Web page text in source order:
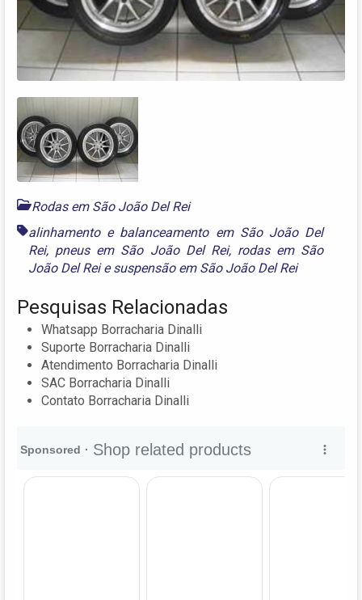
Rodas em São João Del Rei
alinhamento e balanceamento em São João Del
Rei, pneus em São João Del Rei, rodas em São
João Del Reiesuspensão em São João Del Rei
Pesquisas Relacionadas
Whatsapp Borracharia Dinalli
Suporte Borracharia Dinalli
Atendimento Borracharia Dinalli
SAC Borracharia Dinalli
Contato Borracharia Dinalli